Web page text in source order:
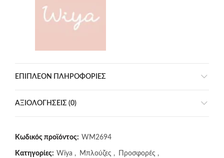
ΕΠΙΠΛΈΟΝ ΠΛΗΡΟΦΟΡΊΕΣ
ΑΞΙΟΛΟΓΉΣΕΙΣ (0)
Κωδικός προϊόντος: WM2694
Κατηγορίες: Wiya , Μπλούζες , Προσφορές ,